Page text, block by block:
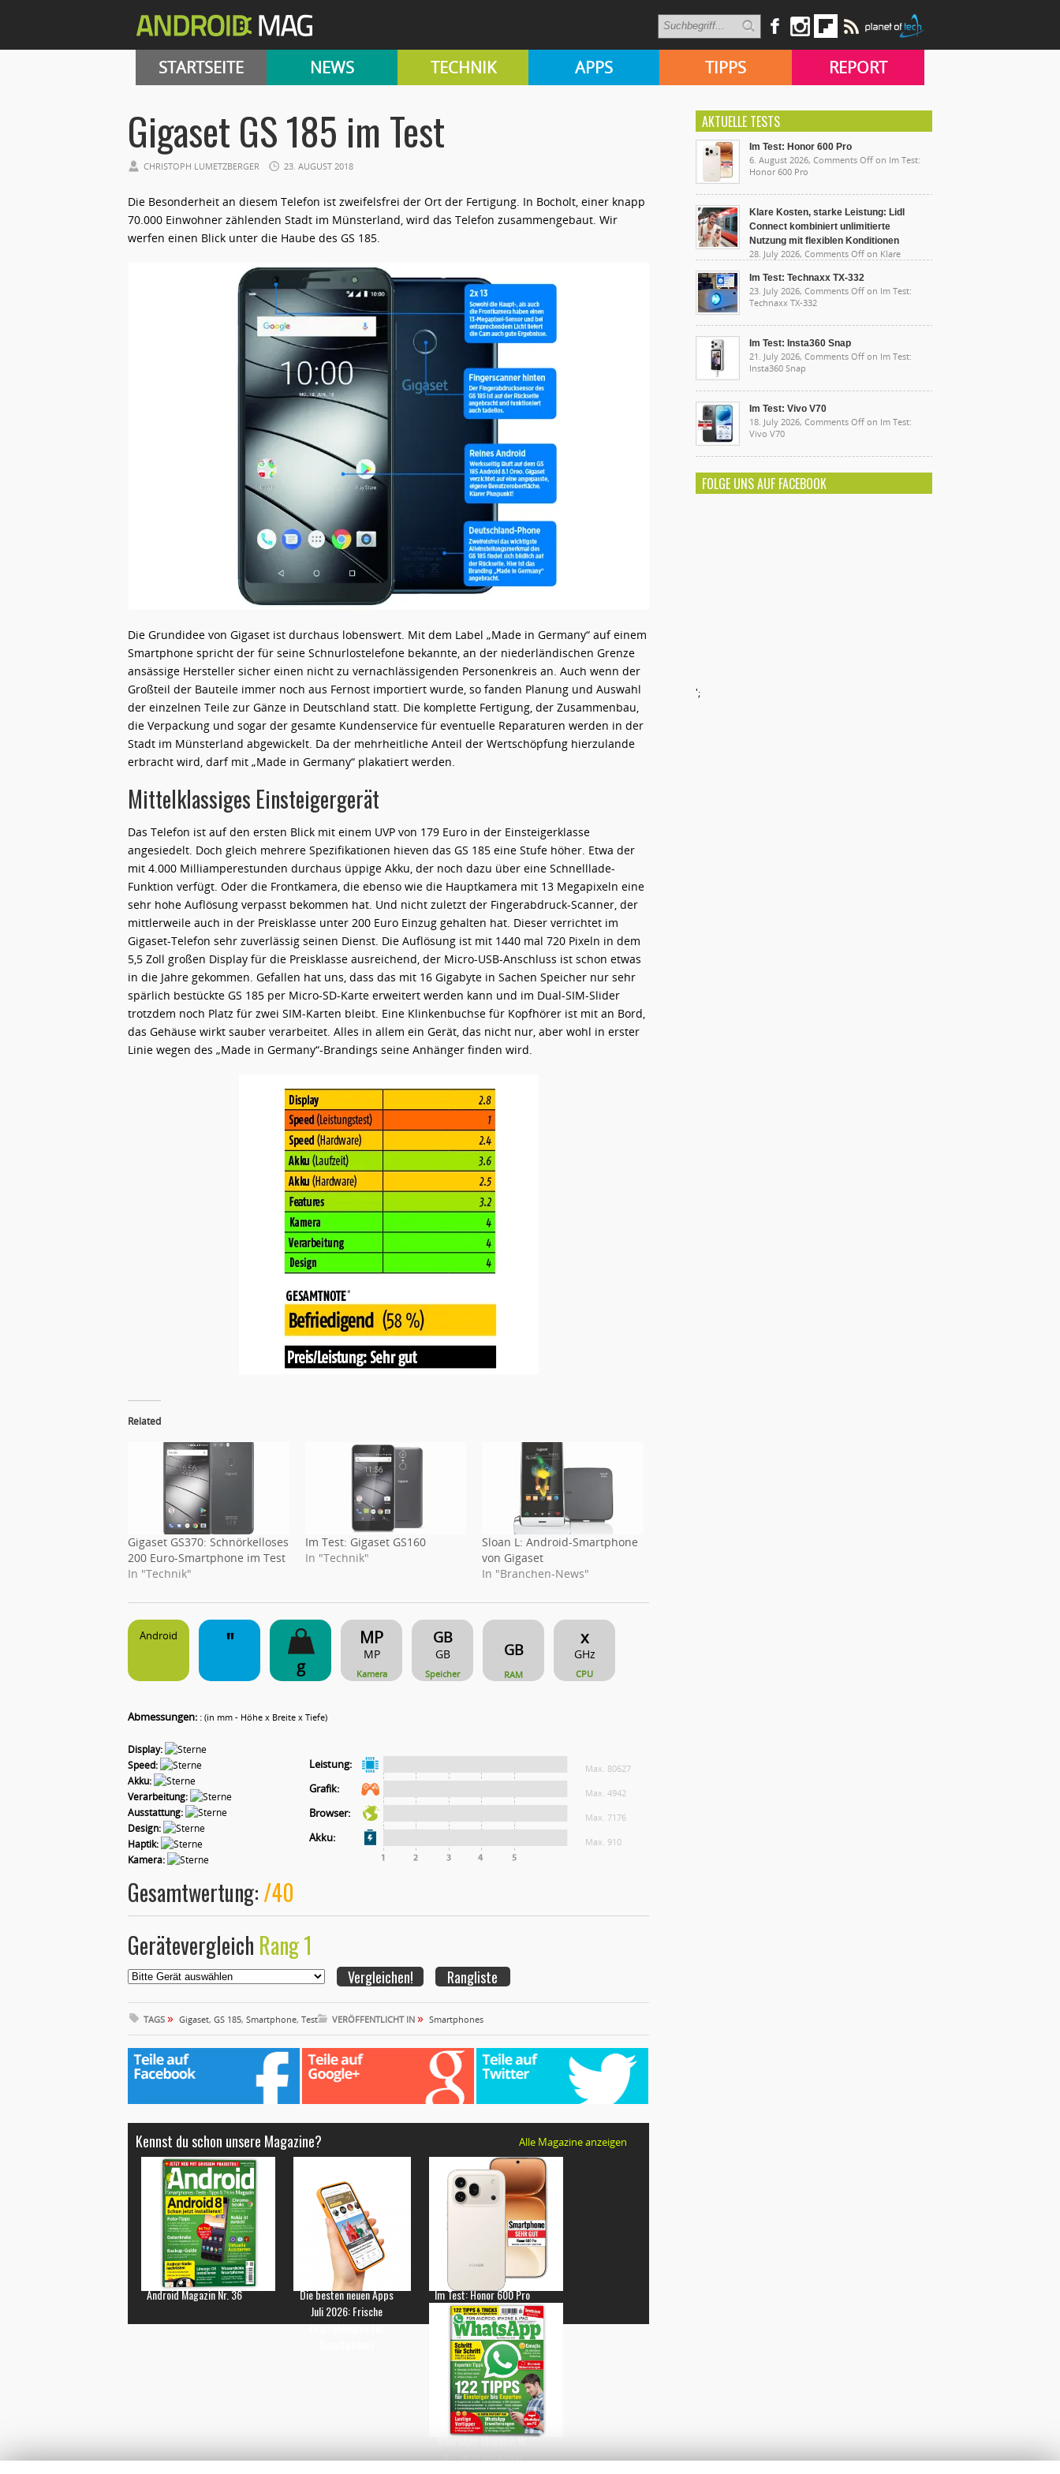
STARTSEITE NEWS TECHNIK APPS TIPPS REPORT
Gigaset GS 185 im Test
CHRISTOPH LUMETZBERGER 23. AUGUST 2018
Die Besonderheit an diesem Telefon ist zweifelsfrei der Ort der Fertigung. In Bocholt, einer knapp
70.000 Einwohner zählenden Stadt im Münsterland, wird das Telefon zusammengebaut. Wir
werfen einen Blick unter die Haube des GS 185.
Die Grundidee von Gigaset ist durchaus lobenswert. Mit dem Label „Made in Germany“ auf einem
Smartphone spricht der für seine Schnurlostelefone bekannte, an der niederländischen Grenze
ansässige Hersteller sicher einen nicht zu vernachlässigenden Personenkreis an. Auch wenn der
Großteil der Bauteile immer noch aus Fernost importiert wurde, so fanden Planung und Auswahl
der einzelnen Teile zur Gänze in Deutschland statt. Die komplette Fertigung, der Zusammenbau,
die Verpackung und sogar der gesamte Kundenservice für eventuelle Reparaturen werden in der
Stadt im Münsterland abgewickelt. Da der mehrheitliche Anteil der Wertschöpfung hierzulande
erbracht wird, darf mit „Made in Germany“ plakatiert werden.
Mittelklassiges Einsteigergerät
Das Telefon ist auf den ersten Blick mit einem UVP von 179 Euro in der Einsteigerklasse
angesiedelt. Doch gleich mehrere Spezifikationen hieven das GS 185 eine Stufe höher. Etwa der
mit 4.000 Milliamperestunden durchaus üppige Akku, der noch dazu über eine Schnelllade-
Funktion verfügt. Oder die Frontkamera, die ebenso wie die Hauptkamera mit 13 Megapixeln eine
sehr hohe Auflösung verpasst bekommen hat. Und nicht zuletzt der Fingerabdruck-Scanner, der
mittlerweile auch in der Preisklasse unter 200 Euro Einzug gehalten hat. Dieser verrichtet im
Gigaset-Telefon sehr zuverlässig seinen Dienst. Die Auflösung ist mit 1440 mal 720 Pixeln in dem
5,5 Zoll großen Display für die Preisklasse ausreichend, der Micro-USB-Anschluss ist schon etwas
in die Jahre gekommen. Gefallen hat uns, dass das mit 16 Gigabyte in Sachen Speicher nur sehr
spärlich bestückte GS 185 per Micro-SD-Karte erweitert werden kann und im Dual-SIM-Slider
trotzdem noch Platz für zwei SIM-Karten bleibt. Eine Klinkenbuchse für Kopfhörer ist mit an Bord,
das Gehäuse wirkt sauber verarbeitet. Alles in allem ein Gerät, das nicht nur, aber wohl in erster
Linie wegen des „Made in Germany“-Brandings seine Anhänger finden wird.
Related
Gigaset GS370: Schnörkelloses
200 Euro-Smartphone im Test
In "Technik"
Im Test: Gigaset GS160
In "Technik"
Sloan L: Android-Smartphone
von Gigaset
In "Branchen-News"
Android "
g
MP
MP
Kamera
GB
GB
Speicher
GB
RAM
x
GHz
CPU
Abmessungen: : (in mm - Höhe x Breite x Tiefe)
Display:
Speed:
Akku:
Verarbeitung:
Ausstattung:
Design:
Haptik:
Kamera:
Leistung:
Grafik:
Browser:
Akku:
Max. 80627
Max. 4942
Max. 7176
Max. 910
Gesamtwertung:/40
Gerätevergleich Rang 1
Rangliste
TAGS » Gigaset, GS 185, Smartphone, Test VERÖFFENTLICHT IN » Smartphones
Kennst du schon unsere Magazine? Alle Magazine anzeigen
Android Magazin Nr. 36
Die besten neuen Apps
Juli 2026: Frische
Empfehlungen für
Im Test: Honor 600 Pro
WhatsApp Magazin Nr.
3 – Jetzt am Kiosk!
AKTUELLE TESTS
Im Test: Honor 600 Pro
6. August 2026, Comments Off on Im Test:
Honor 600 Pro
Klare Kosten, starke Leistung: Lidl
Connect kombiniert unlimitierte
Nutzung mit flexiblen Konditionen
28. July 2026, Comments Off on Klare
unlimitierte Nutzung mit flexiblen Konditionen
Im Test: Technaxx TX-332
23. July 2026, Comments Off on Im Test:
Technaxx TX-332
Im Test: Insta360 Snap
21. July 2026, Comments Off on Im Test:
Insta360 Snap
Im Test: Vivo V70
18. July 2026, Comments Off on Im Test:
Vivo V70
FOLGE UNS AUF FACEBOOK
';